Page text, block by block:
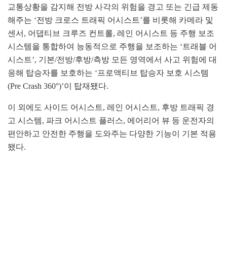
교통상황을 감지해 전방 사각의 위험을 경고 또는 긴급 제동
해주는 ‘전방 크로스 트래픽 어시스트’를 비롯해 카메라 및
센서, 어댑티브 크루즈 컨트롤, 레인 어시스트 등 주행 보조
시스템을 통합하여 능동적으로 주행을 보조하는 ‘트래블 어
시스트’, 기본/전방/후방/측방 모든 영역에서 사고 위험에 대
응해 탑승자를 보호하는 ‘프로액티브 탑승자 보호 시스템
(Pre Crash 360°)’이 탑재됐다.
이 외에도 사이드 어시스트, 레인 어시스트, 후방 트래픽 경
고 시스템, 파크 어시스트 플러스, 에어리어 뷰 등 운전자의
편안하고 안전한 주행을 도와주는 다양한 기능이 기본 적용
됐다.